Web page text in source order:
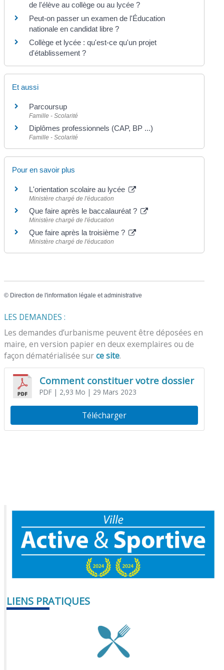
de l'élève au collège ou au lycée ?
Peut-on passer un examen de l'Éducation
nationale en candidat libre ?
Collège et lycée : qu'est-ce qu'un projet
d'établissement ?
Et aussi
Parcoursup
Famille - Scolarité
Diplômes professionnels (CAP, BP ...)
Famille - Scolarité
Pour en savoir plus
L'orientation scolaire au lycée
Ministère chargé de l'éducation
Que faire après le baccalauréat ?
Ministère chargé de l'éducation
Que faire après la troisième ?
Ministère chargé de l'éducation
© Direction de l'information légale et administrative
LES DEMANDES :
Les demandes d’urbanisme peuvent être déposées en
maire, en version papier en deux exemplaires ou de
façon dématérialisée surce site.
Comment constituer votre dossier
PDF| 2,93 Mo | 29 Mars 2023
Télécharger
LIENS PRATIQUES